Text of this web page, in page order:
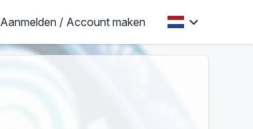
Aanmelden / Account maken